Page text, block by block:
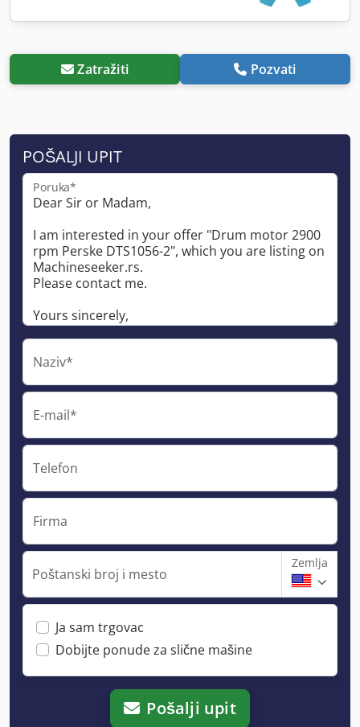
Zatražiti Pozvati
POŠALJI UPIT
Poruka*
Naziv*
E-mail*
Telefon
Firma
Poštanski broj i mesto
Zemlja
Ja sam trgovac
Dobijte ponude za slične mašine
Pošalji upit